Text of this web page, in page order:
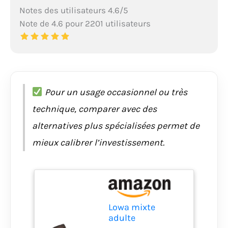
Notes des utilisateurs 4.6/5
Note de 4.6 pour 2201 utilisateurs
Pour un usage occasionnel ou très
technique, comparer avec des
alternatives plus spécialisées permet de
mieux calibrer l’investissement.
Lowa mixte
adulte